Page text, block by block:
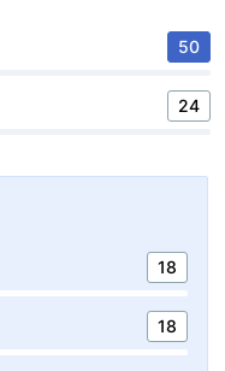
50
24
18
18